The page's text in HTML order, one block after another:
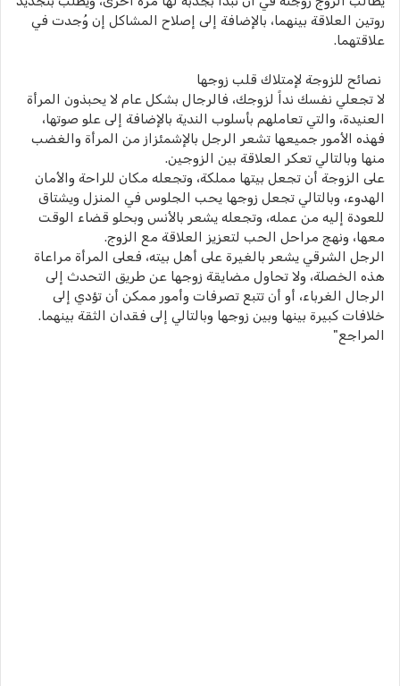
روتين العلاقة بينهما، بالإضافة إلى إصلاح المشاكل إن وُجدت في
علاقتهما.
نصائح للزوجة لإمتلاك قلب زوجها
لا تجعلي نفسك نداً لزوجك، فالرجال بشكل عام لا يحبذون المرأة
العنيدة، والتي تعاملهم بأسلوب الندية بالإضافة إلى علو صوتها،
فهذه الأمور جميعها تشعر الرجل بالإشمئزاز من المرأة والغضب
منها وبالتالي تعكر العلاقة بين الزوجين.
على الزوجة أن تجعل بيتها مملكة، وتجعله مكان للراحة والأمان
الهدوء، وبالتالي تجعل زوجها يحب الجلوس في المنزل ويشتاق
للعودة إليه من عمله، وتجعله يشعر بالأنس وبحلو قضاء الوقت
معها، ونهج مراحل الحب لتعزيز العلاقة مع الزوج.
الرجل الشرقي يشعر بالغيرة على أهل بيته، فعلى المرأة مراعاة
هذه الخصلة، ولا تحاول مضايقة زوجها عن طريق التحدث إلى
الرجال الغرباء، أو أن تتبع تصرفات وأمور ممكن أن تؤدي إلى
خلافات كبيرة بينها وبين زوجها وبالتالي إلى فقدان الثقة بينهما.
المراجع"